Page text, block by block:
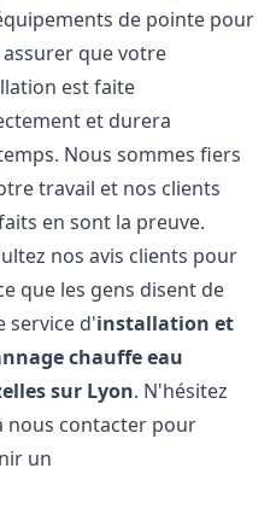
de pointe pour
que votre
est faite
et durera
Nous sommes fiers
travail et nos clients
en sont la preuve.
nos avis clients pour
que les gens disent de
service d'installation et
chauffe eau
sur Lyon. N'hésitez
nous contacter pour
un